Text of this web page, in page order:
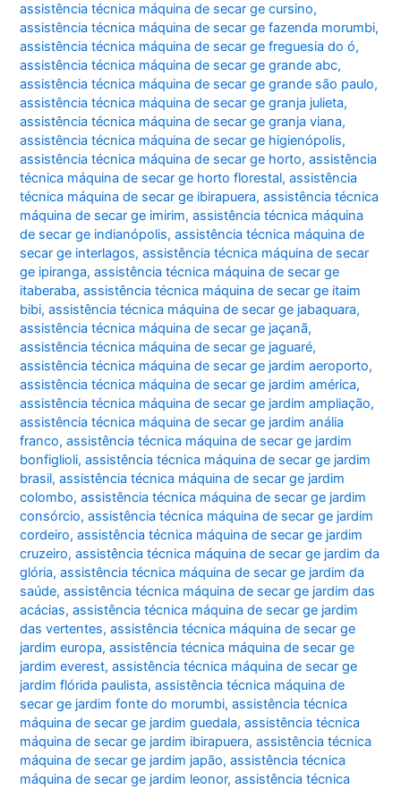
assistência técnica máquina de secar ge cursino,
assistência técnica máquina de secar ge fazenda morumbi,
assistência técnica máquina de secar ge freguesia do ó,
assistência técnica máquina de secar ge grande abc,
assistência técnica máquina de secar ge grande são paulo,
assistência técnica máquina de secar ge granja julieta,
assistência técnica máquina de secar ge granja viana,
assistência técnica máquina de secar ge higienópolis,
assistência técnica máquina de secar ge horto,assistência
técnica máquina de secar ge horto florestal,assistência
técnica máquina de secar ge ibirapuera,assistência técnica
máquina de secar ge imirim,assistência técnica máquina
de secar ge indianópolis,assistência técnica máquina de
secar ge interlagos,assistência técnica máquina de secar
ge ipiranga,assistência técnica máquina de secar ge
itaberaba,assistência técnica máquina de secar ge itaim
bibi,assistência técnica máquina de secar ge jabaquara,
assistência técnica máquina de secar ge jaçanã,
assistência técnica máquina de secar ge jaguaré,
assistência técnica máquina de secar ge jardim aeroporto,
assistência técnica máquina de secar ge jardim américa,
assistência técnica máquina de secar ge jardim ampliação,
assistência técnica máquina de secar ge jardim anália
franco,assistência técnica máquina de secar ge jardim
bonfiglioli,assistência técnica máquina de secar ge jardim
brasil,assistência técnica máquina de secar ge jardim
colombo,assistência técnica máquina de secar ge jardim
consórcio,assistência técnica máquina de secar ge jardim
cordeiro,assistência técnica máquina de secar ge jardim
cruzeiro,assistência técnica máquina de secar ge jardim da
glória,assistência técnica máquina de secar ge jardim da
saúde,assistência técnica máquina de secar ge jardim das
acácias,assistência técnica máquina de secar ge jardim
das vertentes,assistência técnica máquina de secar ge
jardim europa,assistência técnica máquina de secar ge
jardim everest,assistência técnica máquina de secar ge
jardim flórida paulista,assistência técnica máquina de
secar ge jardim fonte do morumbi,assistência técnica
máquina de secar ge jardim guedala,assistência técnica
máquina de secar ge jardim ibirapuera,assistência técnica
máquina de secar ge jardim japão,assistência técnica
máquina de secar ge jardim leonor,assistência técnica